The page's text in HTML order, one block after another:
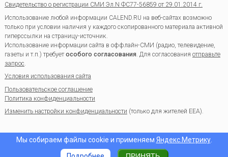
Свидетельство о регистрации СМИ Эл.N ФС77-56859 от 29.01.2014 г.
Использование любой информации CALEND.RU на веб-сайтах возможно
только при условии наличия у каждого скопированного материала активной
гиперссылки на страницу-источник.
Использование информации сайта в оффлайн-СМИ (радио, телевидение,
газеты и т.п.) требуетособого согласования . Для согласования отправьте
запрос
Условия использования сайта
Пользовательское соглашение
Политика конфиденциальности
Изменить настройки конфиденциальности (только для жителей EEA).
Мы собираем файлы cookie и применяем Яндекс.Метрику.